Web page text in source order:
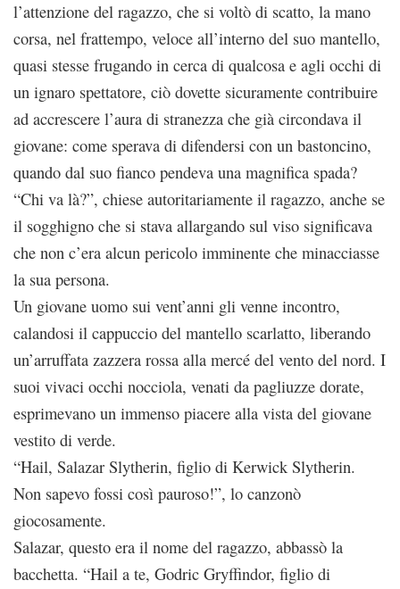
l’attenzione del ragazzo, che si voltò di scatto, la mano
corsa, nel frattempo, veloce all’interno del suo mantello,
quasi stesse frugando in cerca di qualcosa e agli occhi di
un ignaro spettatore, ciò dovette sicuramente contribuire
ad accrescere l’aura di stranezza che già circondava il
giovane: come sperava di difendersi con un bastoncino,
quando dal suo fianco pendeva una magnifica spada?
“Chi va là?”, chiese autoritariamente il ragazzo, anche se
il sogghigno che si stava allargando sul viso significava
che non c’era alcun pericolo imminente che minacciasse
la sua persona.
Un giovane uomo sui vent’anni gli venne incontro,
calandosi il cappuccio del mantello scarlatto, liberando
un’arruffata zazzera rossa alla mercé del vento del nord. I
suoi vivaci occhi nocciola, venati da pagliuzze dorate,
esprimevano un immenso piacere alla vista del giovane
vestito di verde.
“Hail, Salazar Slytherin, figlio di Kerwick Slytherin.
Non sapevo fossi così pauroso!”, lo canzonò
giocosamente.
Salazar, questo era il nome del ragazzo, abbassò la
bacchetta. “Hail a te, Godric Gryffindor, figlio di